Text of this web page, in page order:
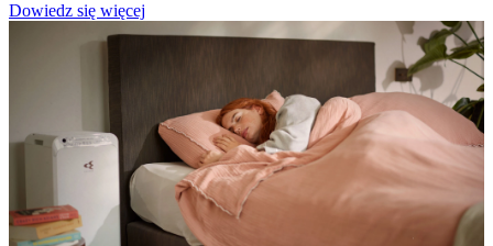
Dowiedz się więcej